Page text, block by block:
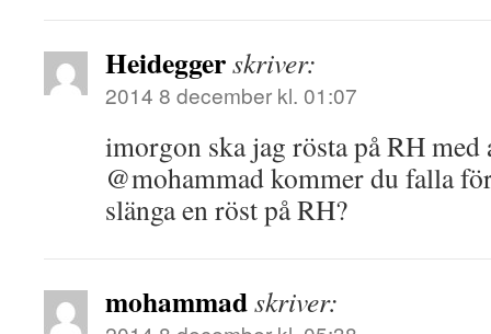
Heideggerskriver:
2014 8 december kl. 01:07
imorgon ska jag rösta på RH
@mohammad kommer du falla
slänga en röst på RH?
mohammadskriver: